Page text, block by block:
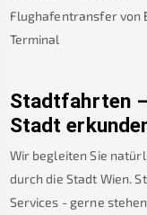
Flughafentransfer von
Terminal
Stadtfahrten
Stadt
Wir begleiten Sie
durch die Stadt Wien.
Services - gerne